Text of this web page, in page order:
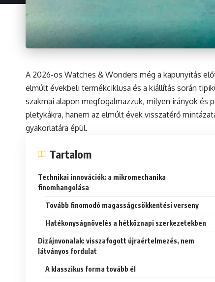
A 2026-os Watches & Wonders még a kapunyitás
elmúlt évekbeli termékciklusa és a kiállítás során
szakmai alapon megfogalmazzuk, milyen irányok és
pletykákra, hanem az elmúlt évek visszatérő
gyakorlatára épül.
Tartalom
Technikai innovációk: a mikromechanika
finomhangolása
Tovább finomodó magasságcsökkentési verseny
Hatékonyságnövelés a hétköznapi szerkezetekben
Dizájnvonalak: visszafogott újraértelmezés, nem
látványos fordulat
A klasszikus forma tovább él